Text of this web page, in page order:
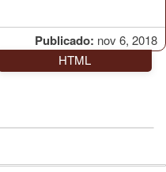
Publicado: nov 6, 2018
HTML